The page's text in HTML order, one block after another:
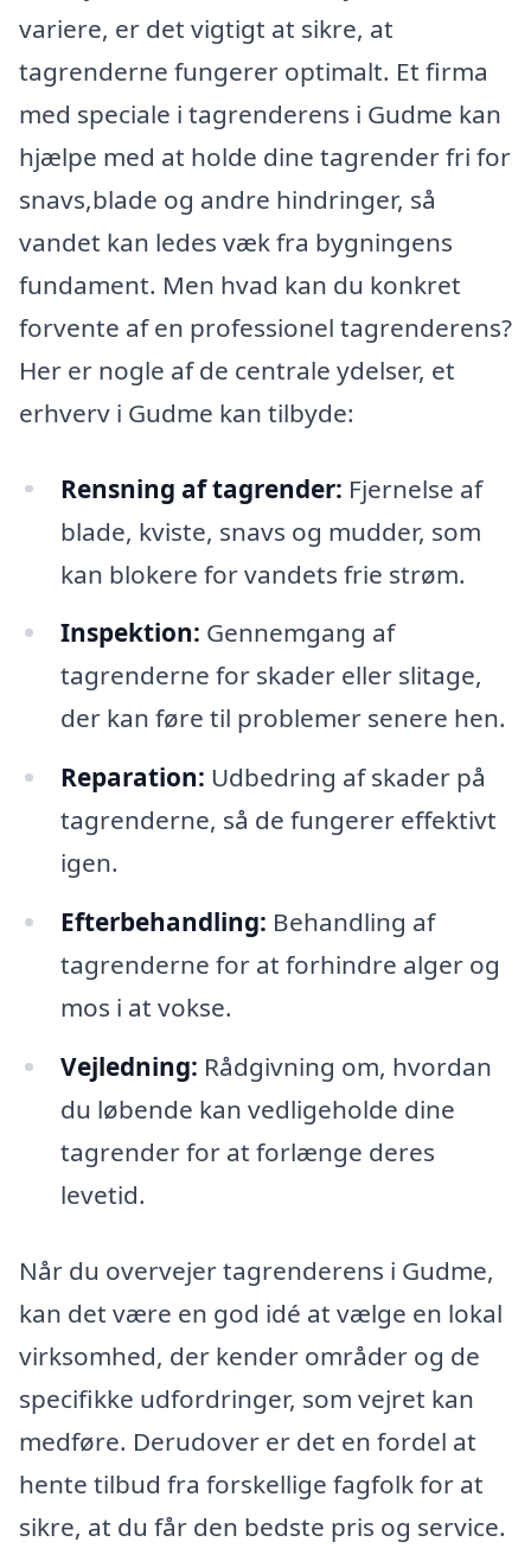
variere, er det vigtigt at sikre, at
tagrenderne fungerer optimalt. Et firma
med speciale i tagrenderens i Gudme kan
hjælpe med at holde dine tagrender fri for
snavs,blade og andre hindringer, så
vandet kan ledes væk fra bygningens
fundament. Men hvad kan du konkret
forvente af en professionel tagrenderens?
Her er nogle af de centrale ydelser, et
erhverv i Gudme kan tilbyde:
Rensning af tagrender: Fjernelse af
blade, kviste, snavs og mudder, som
kan blokere for vandets frie strøm.
Inspektion: Gennemgang af
tagrenderne for skader eller slitage,
der kan føre til problemer senere hen.
Reparation: Udbedring af skader på
tagrenderne, så de fungerer effektivt
igen.
Efterbehandling: Behandling af
tagrenderne for at forhindre alger og
mos i at vokse.
Vejledning: Rådgivning om, hvordan
du løbende kan vedligeholde dine
tagrender for at forlænge deres
levetid.
Når du overvejer tagrenderens i Gudme,
kan det være en god idé at vælge en lokal
virksomhed, der kender områder og de
specifikke udfordringer, som vejret kan
medføre. Derudover er det en fordel at
hente tilbud fra forskellige fagfolk for at
sikre, at du får den bedste pris og service.